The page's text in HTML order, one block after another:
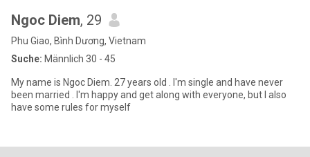
Ngoc Diem, 29
Phu Giao, Bình Dương, Vietnam
Suche: Männlich 30 - 45
My name is Ngoc Diem. 27 years old . I'm single and have never
been married . I'm happy and get along with everyone, but I also
have some rules for myself